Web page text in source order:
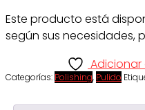
Este producto está
según sus necesidades,
Adicionar
Categorías: Polishing, Pulido